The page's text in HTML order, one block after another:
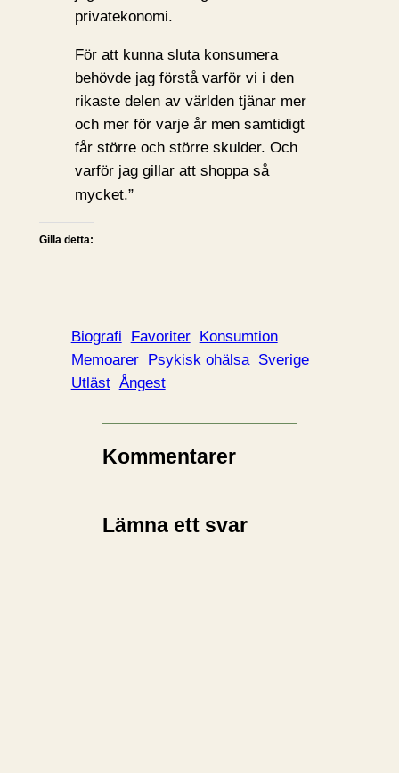
privatekonomi.
För att kunna sluta konsumera
behövde jag förstå varför vi i den
rikaste delen av världen tjänar mer
och mer för varje år men samtidigt
får större och större skulder. Och
varför jag gillar att shoppa så
mycket.”
Gilla detta:
Biografi Favoriter
Konsumtion
Memoarer
Psykisk ohälsa Sverige
Utläst Ångest
Kommentarer
Lämna ett svar